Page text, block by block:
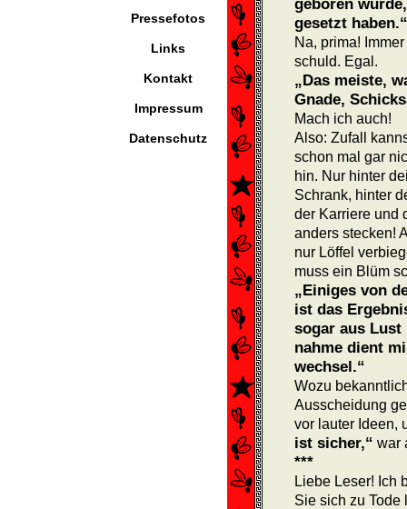
Pressefotos
Links
Kontakt
Impressum
Datenschutz
geboren
gesetzt haben.“
Na, prima!
schuld. Egal.
„Das meiste,
Gnade,
Mach ich auch!
Also: Zufall
schon mal gar
hin. Nur hinter
Schrank, hinter
der Karriere und
anders stecken!
nur Löffel
muss ein Blüm
„Einiges von
ist das
sogar aus
nahme dient
wechsel.“
Wozu
Ausscheidung
vor lauter Ideen,
ist sicher,“ war
***
Liebe Leser! Ich
Sie sich zu Tode